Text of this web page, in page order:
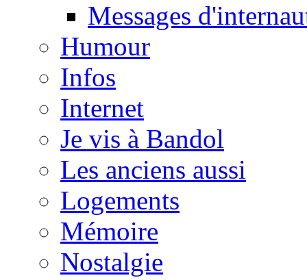
Messages
Humour
Infos
Internet
Je vis à Bandol
Les anciens aussi
Logements
Mémoire
Nostalgie